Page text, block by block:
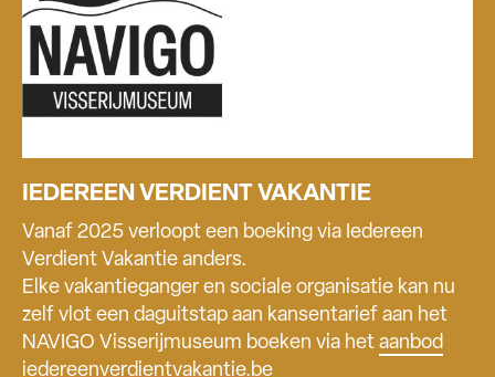
IEDEREEN VERDIENT VAKANTIE
Vanaf 2025 verloopt een boeking via Iedereen
Verdient Vakantie anders.
Elke vakantieganger en sociale organisatie kan nu
zelf vlot een daguitstap aan kansentarief aan het
NAVIGO Visserijmuseum boeken via het aanbod
iedereenverdientvakantie.be